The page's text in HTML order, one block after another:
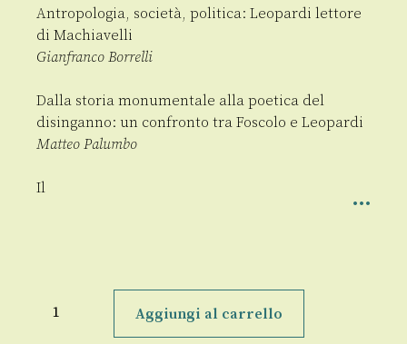
Antropologia, società, politica: Leopardi lettore
di Machiavelli
Gianfranco Borrelli
Dalla storia monumentale alla poetica del
disinganno: un confronto tra Foscolo e Leopardi
Matteo Palumbo
Il
Aggiungi al carrello